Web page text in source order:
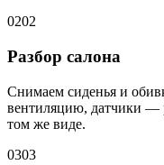
0202
Разбор салона
Снимаем сиденья и
вентиляцию, датчики —
том же виде.
0303